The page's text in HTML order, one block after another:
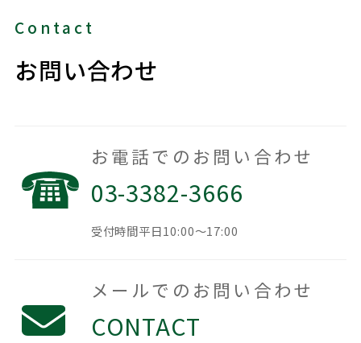
Contact
お問い合わせ
お電話でのお問い合わせ
03-3382-3666
受付時間平日10:00～17:00
メールでのお問い合わせ
CONTACT